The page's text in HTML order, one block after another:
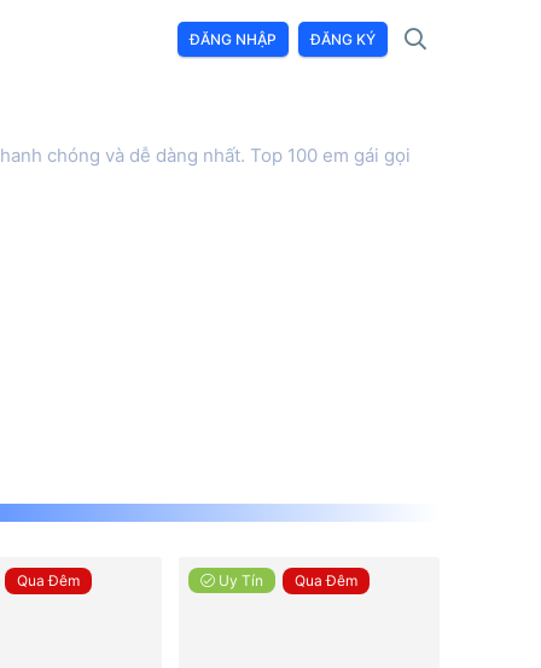
ĐĂNG NHẬP ĐĂNG KÝ
chóng và dễ dàng nhất. Top 100 em gái gọi
Qua Đêm Uy Tín Qua Đêm